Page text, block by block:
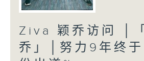
Ziva 颖乔访问 │
乔」│努力9年终于